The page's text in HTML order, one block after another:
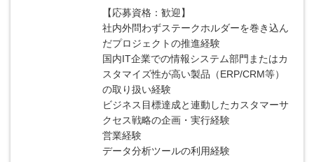
【応募資格：歓迎】
社内外問わずステークホルダーを巻き込ん
だプロジェクトの推進経験
国内IT企業での情報システム部門またはカ
スタマイズ性が高い製品（ERP/CRM等）
の取り扱い経験
ビジネス目標達成と連動したカスタマーサ
クセス戦略の企画・実行経験
営業経験
データ分析ツールの利用経験